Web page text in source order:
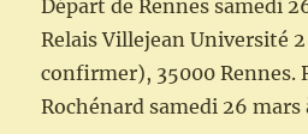
Départ de Rennes samedi
Relais Villejean Université 2
confirmer), 35000 Rennes.
Rochénard samedi 26 mars